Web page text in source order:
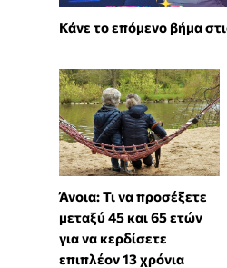
Κάνε το επόμενο βήμα
Άνοια: Τι να προσέξετε
μεταξύ 45 και 65 ετών
για να κερδίσετε
επιπλέον 13 χρόνια